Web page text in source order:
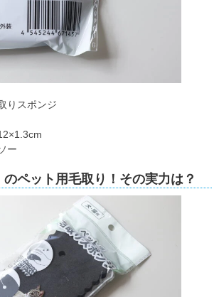
りスポンジ
ー
ペット用毛取り！その実力は？